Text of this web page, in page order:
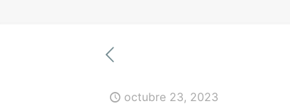
octubre 23, 2023